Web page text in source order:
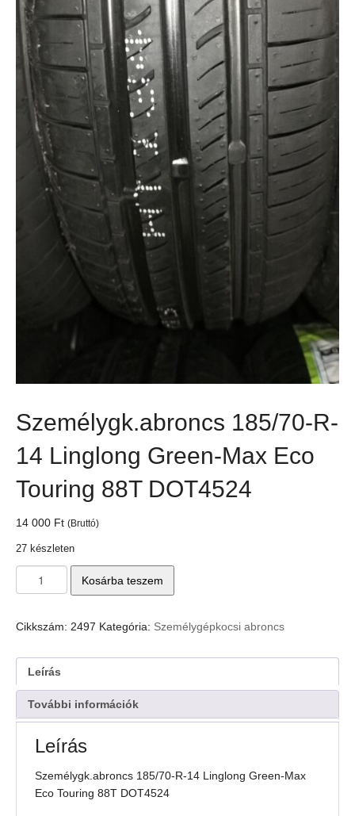
Személygk.abroncs 185/70-R-
14 Linglong Green-Max Eco
Touring 88T DOT4524
14 000 Ft (Bruttó)
27 készleten
185/70-
14
Max
Eco
Touring
88T
mennyiség
Kosárba teszem
Cikkszám: 2497 Kategória: Személygépkocsi abroncs
Leírás
További információk
Leírás
Személygk.abroncs 185/70-R-14 Linglong Green-Max
Eco Touring 88T DOT4524